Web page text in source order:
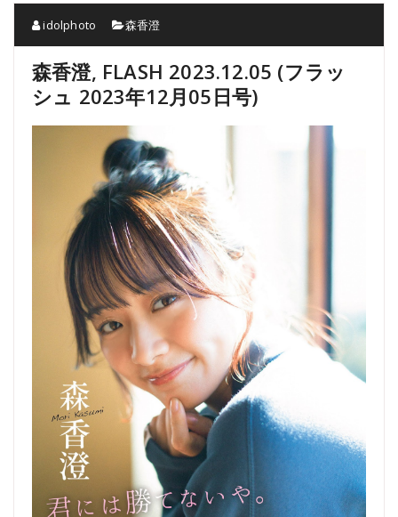
idolphoto 森香澄
森香澄, FLASH 2023.12.05 (フラッ
シュ 2023年12月05日号)